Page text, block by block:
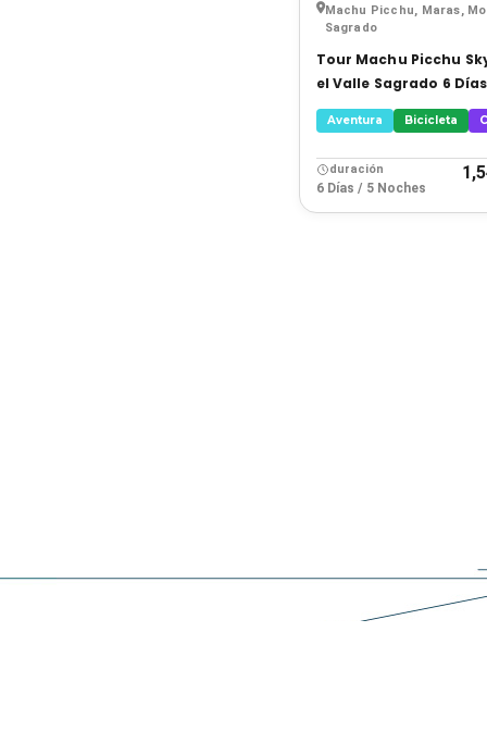
Machu Picchu, Maras,
Sagrado
Tour Machu Picchu
el Valle Sagrado 6 Días
Aventura Bicicleta
duración
6 Días / 5 Noches